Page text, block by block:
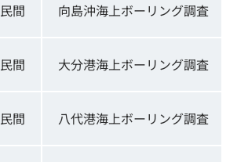
民間 向島沖海上ボーリング調査
民間 大分港海上ボーリング調査
民間 八代港海上ボーリング調査